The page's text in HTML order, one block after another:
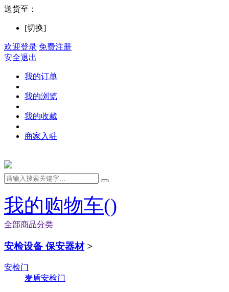
送货至：
[切换]
欢迎登录 免费注册
安全退出
我的订单
我的浏览
我的收藏
商家入驻
我的购物车()
全部商品分类
安检设备 保安器材 >
安检门
麦盾安检门